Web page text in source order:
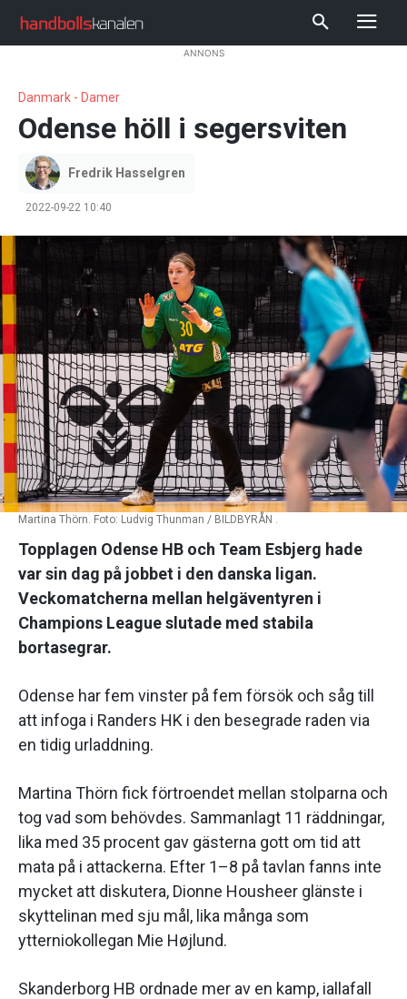
ANNONS
Danmark - Damer
Odense höll i segersviten
Fredrik Hasselgren
2022-09-22 10:40
Martina Thörn. Foto: Ludvig Thunman / BILDBYRÅN .
Topplagen Odense HB och Team Esbjerg hade
var sin dag på jobbet i den danska ligan.
Veckomatcherna mellan helgäventyren i
Champions League slutade med stabila
bortasegrar.
Odense har fem vinster på fem försök och såg till
att infoga i Randers HK i den besegrade raden via
en tidig urladdning.
Martina Thörn fick förtroendet mellan stolparna och
tog vad som behövdes. Sammanlagt 11 räddningar,
lika med 35 procent gav gästerna gott om tid att
mata på i attackerna. Efter 1–8 på tavlan fanns inte
mycket att diskutera, Dionne Housheer glänste i
skyttelinan med sju mål, lika många som
ytterniokollegan Mie Højlund.
Skanderborg HB ordnade mer av en kamp, iallafall